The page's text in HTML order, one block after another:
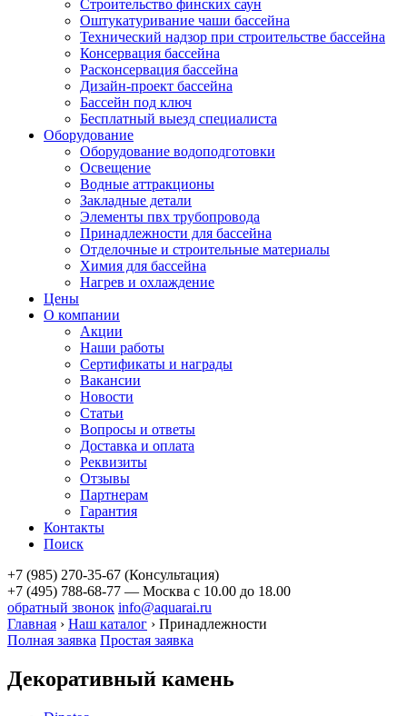
Строительство финских саун
Оштукатуривание чаши бассейна
Технический надзор при строительстве бассейна
Консервация бассейна
Расконсервация бассейна
Дизайн-проект бассейна
Бассейн под ключ
Бесплатный выезд специалиста
Оборудование
Оборудование водоподготовки
Освещение
Водные аттракционы
Закладные детали
Элементы пвх трубопровода
Принадлежности для бассейна
Отделочные и строительные материалы
Химия для бассейна
Нагрев и охлаждение
Цены
О компании
Акции
Наши работы
Сертификаты и награды
Вакансии
Новости
Статьи
Вопросы и ответы
Доставка и оплата
Реквизиты
Отзывы
Партнерам
Гарантия
Контакты
Поиск
+7 (985) 270-35-67 (Консультация)
+7 (495) 788-68-77 — Москва с 10.00 до 18.00
обратный звонок info@aquarai.ru
Главная › Наш каталог › Принадлежности
Полная заявка Простая заявка
Декоративный камень